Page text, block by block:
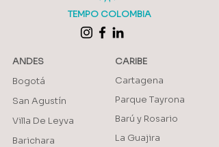
TEMPO COLOMBIA
ANDES
CARIBE
Bogotá
Cartagena
San Agustín
Parque Tayrona
Villa De Leyva
Barú y Rosario
Barichara
La Guajira